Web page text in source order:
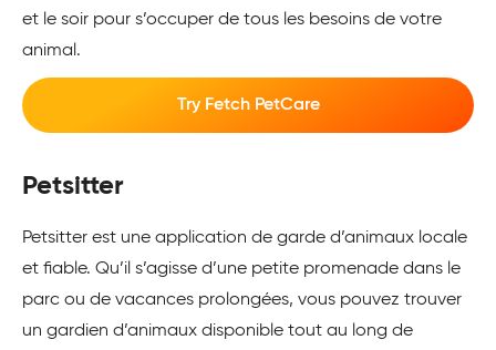
et le soir pour s’occuper de tous les besoins de votre
animal.
Try Fetch PetCare
Petsitter
Petsitter est une application de garde d’animaux locale
et fiable. Qu’il s’agisse d’une petite promenade dans le
parc ou de vacances prolongées, vous pouvez trouver
un gardien d’animaux disponible tout au long de